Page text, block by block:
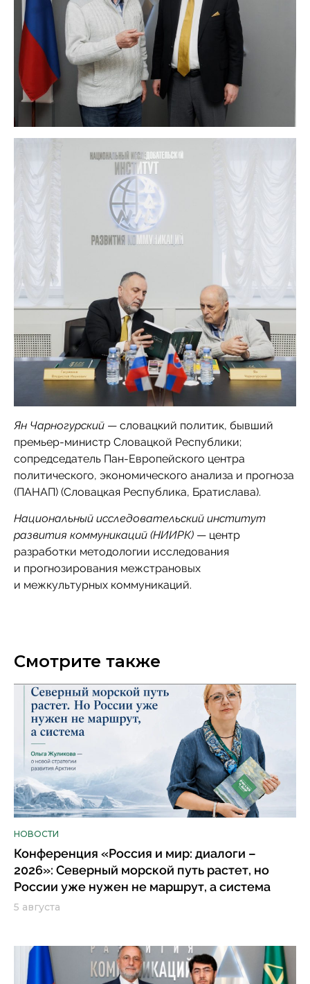
Ян Чарногурский — словацкий политик, бывший
премьер-министр Словацкой Республики;
сопредседатель Пан-Европейского центра
политического, экономического анализа и прогноза
(ПАНАП) (Словацкая Республика, Братислава).
Национальный исследовательский институт
развития коммуникаций (НИИРК) — центр
разработки методологии исследования
и прогнозирования межстрановых
и межкультурных коммуникаций.
Смотрите также
НОВОСТИ
Конференция «Россия и мир: диалоги –
2026»: Северный морской путь растет, но
России уже нужен не маршрут, а система
5 августа